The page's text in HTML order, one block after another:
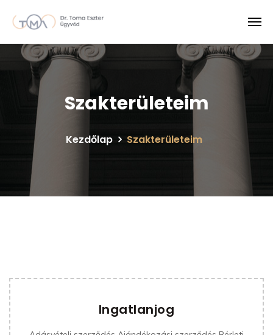
Szakterületeim
Kezdőlap Szakterületeim
Ingatlanjog